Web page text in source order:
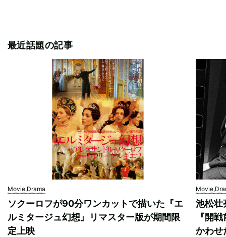
最近話題の記事
Movie,Drama
ソクーロフが90分ワンカットで描いた『エ
ルミタージュ幻想』リマスター版が期間限
定上映
池松壮
『開
かわせ